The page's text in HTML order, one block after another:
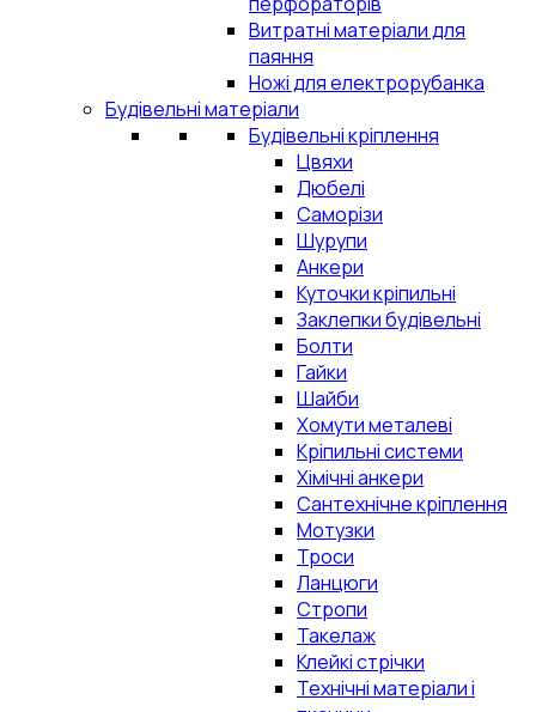
Витратні матеріали для
паяння
Ножі для електрорубанка
Будівельні матеріали
Будівельні кріплення
Цвяхи
Дюбелі
Саморізи
Шурупи
Анкери
Куточки кріпильні
Заклепки будівельні
Болти
Гайки
Шайби
Хомути металеві
Кріпильні системи
Хімічні анкери
Сантехнічне кріплення
Мотузки
Троси
Ланцюги
Стропи
Такелаж
Клейкі стрічки
Технічні матеріали і